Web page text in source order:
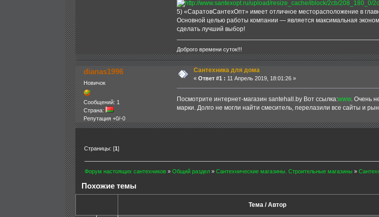
5) «СаратовСантехОпт» имеет отличное месторасположение в
Основной целью работы компании — является максимальная
сделать лучший выбор!
Доброго времени суток!!!
dianas1996
Новичок
Сообщений: 1
Страна:
Репутация +0/-0
Сантехника для дома
« Ответ #1 : 11 Апрель 2019, 18:01:26 »
Посмотрите интернет-магазин santehall.by Вот ссылка:www. Очень
марки. Долго не могли найти смеситель, перелазили все сайты и
Страницы: [1]
Форум настоящих сантехников »Общий раздел »Сантехнические магазины. Строительные магазины »
Похожие темы
Тема / Автор